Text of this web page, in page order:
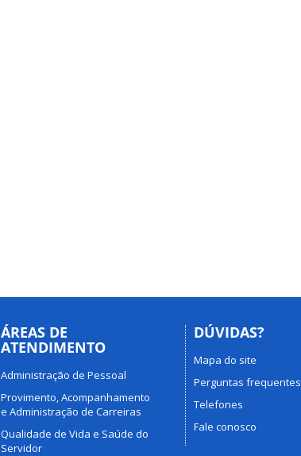
ÁREAS DE
ATENDIMENTO
Administração de Pessoal
Provimento, Acompanhamento
e Administração de Carreiras
Qualidade de Vida e Saúde do
Servidor
DÚVIDAS?
Mapa do site
Perguntas frequentes
Telefones
Fale conosco